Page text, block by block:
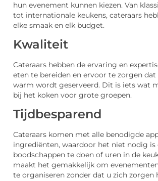
hun evenement kunnen kiezen. Van
tot internationale keukens, cateraars
elke smaak en elk budget.
Kwaliteit
Cateraars hebben de ervaring en
eten te bereiden en ervoor te zorgen dat
warm wordt geserveerd. Dit is iets wat
bij het koken voor grote groepen.
Tijdbesparend
Cateraars komen met alle benodigde
ingrediënten, waardoor het niet nodig is
boodschappen te doen of uren in de
maakt het gemakkelijk om
te organiseren zonder dat u zich zorgen